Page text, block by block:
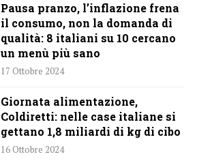
Pausa pranzo, l’inflazione frena
il consumo, non la domanda di
qualità: 8 italiani su 10 cercano
un menù più sano
17 Ottobre 2024
Giornata alimentazione,
Coldiretti: nelle case italiane si
gettano 1,8 miliardi di kg di cibo
16 Ottobre 2024